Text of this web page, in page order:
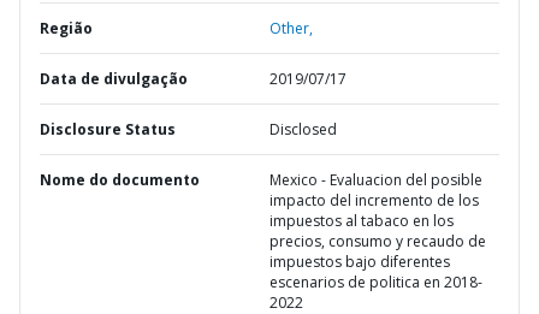
Região Other,
Data de divulgação 2019/07/17
Disclosure Status Disclosed
Nome do documento
Mexico - Evaluacion del posible
impacto del incremento de los
impuestos al tabaco en los
precios, consumo y recaudo de
impuestos bajo diferentes
escenarios de politica en 2018-
2022